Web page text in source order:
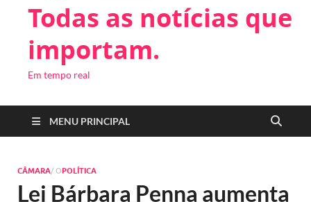
Todas as notícias que
importam.
Em tempo real
MENU PRINCIPAL
CÂMARA/ OPOLÍTICA
Lei Bárbara Penna aumenta